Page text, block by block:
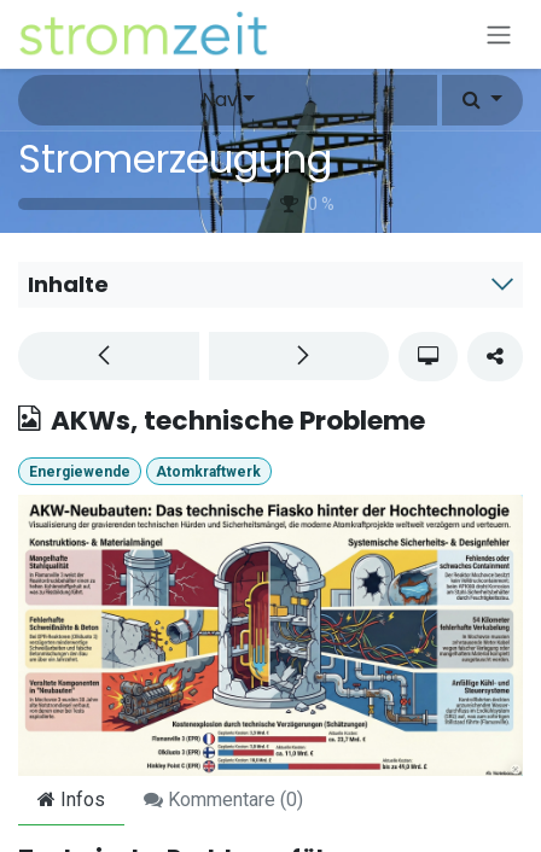
Zum Inhalt springen
Nav
Stromerzeugung
0 %
Inhalte
AKWs, technische Probleme
Energiewende Atomkraftwerk
Infos Kommentare (0)